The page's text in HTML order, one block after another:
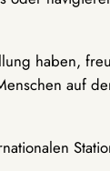
haben,
auf